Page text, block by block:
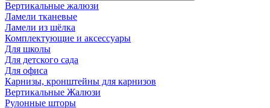
Вертикальные жалюзи
Ламели тканевые
Ламели из шёлка
Комплектующие и аксессуары
Для школы
Для детского сада
Для офиса
Карнизы, кронштейны для карнизов
Вертикальные Жалюзи
Рулонные шторы